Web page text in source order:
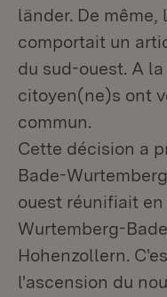
länder. De
comportait un
du sud-ouest. A la
citoyen(ne)s ont
commun.
Cette décision a
Bade-
ouest réunifiait
Wurtemberg-
Hohenzollern.
l'ascension du